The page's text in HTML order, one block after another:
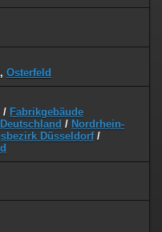
, Osterfeld
/ Fabrikgebäude
Deutschland / Nordrhein-
Düsseldorf/